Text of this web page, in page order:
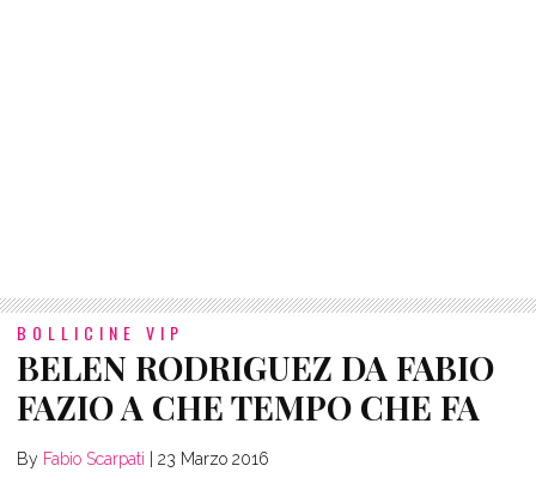
BOLLICINE VIP
BELEN RODRIGUEZ DA FABIO
FAZIO A CHE TEMPO CHE FA
By Fabio Scarpati 23 Marzo 2016